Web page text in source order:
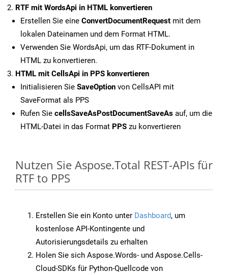
RTF mit WordsApi in HTML konvertieren
Erstellen Sie eine ConvertDocumentRequest mit dem
lokalen Dateinamen und dem Format HTML.
Verwenden Sie WordsApi, um das RTF-Dokument in
HTML zu konvertieren.
HTML mit CellsApi in PPS konvertieren
Initialisieren Sie SaveOption von CellsAPI mit
SaveFormat als PPS
Rufen Sie cellsSaveAsPostDocumentSaveAs auf, um die
HTML-Datei in das Format PPS zu konvertieren
Nutzen Sie Aspose.Total REST-APIs für
RTF to PPS
Erstellen Sie ein Konto unter Dashboard, um
kostenlose API-Kontingente und
Autorisierungsdetails zu erhalten
Holen Sie sich Aspose.Words- und Aspose.Cells-
Cloud-SDKs für Python-Quellcode von